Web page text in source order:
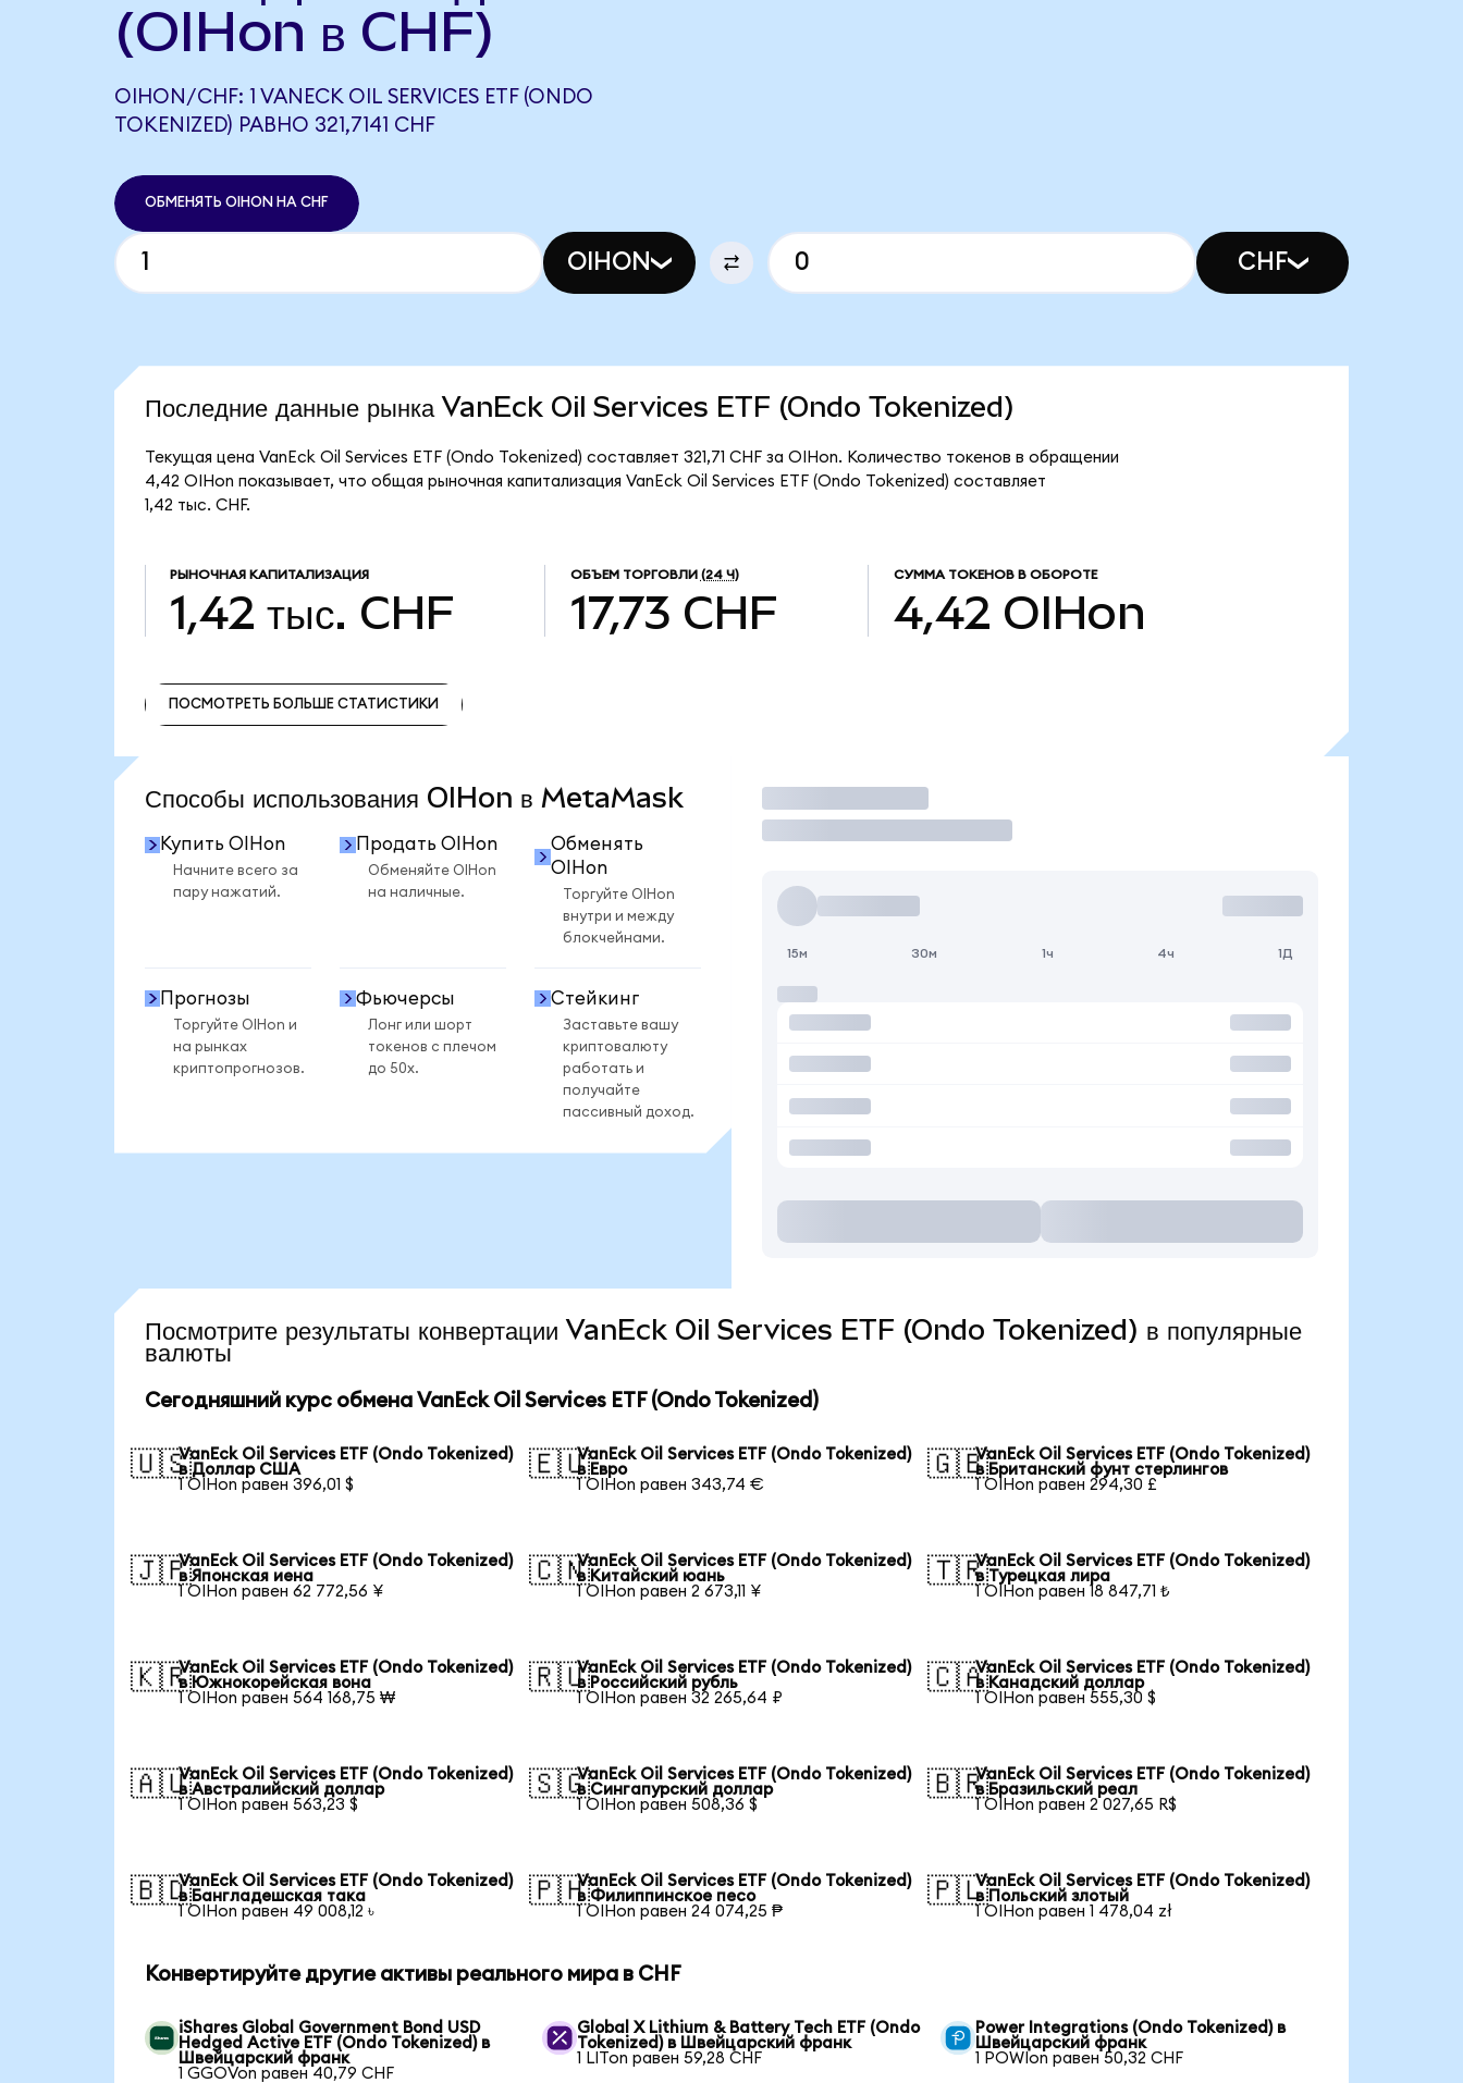
(OIHon в CHF)
OIHON/CHF: 1 VANECK OIL SERVICES ETF (ONDO
TOKENIZED) РАВНО 321,7141 CHF
ОБМЕНЯТЬ OIHON НА CHF
OIHON CHF
Последние данные рынка VanEck Oil Services ETF (Ondo Tokenized)
Текущая цена VanEck Oil Services ETF (Ondo Tokenized) составляет 321,71 CHF за OIHon. Количество токенов в обращении
4,42 OIHon показывает, что общая рыночная капитализация VanEck Oil Services ETF (Ondo Tokenized) составляет
1,42 тыс. CHF.
РЫНОЧНАЯ КАПИТАЛИЗАЦИЯ
1,42 тыс. CHF
ОБЪЕМ ТОРГОВЛИ (24 Ч)
17,73 CHF
СУММА ТОКЕНОВ В ОБОРОТЕ
4,42 OIHon
ПОСМОТРЕТЬ БОЛЬШЕ СТАТИСТИКИ
Способы использования OIHon в MetaMask
Купить OIHon
Начните всего за
пару нажатий.
Продать OIHon
Обменяйте OIHon
на наличные.
Обменять
OIHon
Торгуйте OIHon
внутри и между
блокчейнами.
Прогнозы
Торгуйте OIHon и
на рынках
криптопрогнозов.
Фьючерсы
Лонг или шорт
токенов с плечом
до 50x.
Стейкинг
Заставьте вашу
криптовалюту
работать и
получайте
пассивный доход.
Торговать
15м 30м 1ч 4ч 1Д
Посмотрите результаты конвертации VanEck Oil Services ETF (Ondo Tokenized) в популярные
валюты
Сегодняшний курс обмена VanEck Oil Services ETF (Ondo Tokenized)
🇺🇸VanEck Oil Services ETF (Ondo Tokenized)
в Доллар США
1 OIHon равен 396,01 $
🇪🇺VanEck Oil Services ETF (Ondo Tokenized)
в Евро
1 OIHon равен 343,74 €
🇬🇧VanEck Oil Services ETF (Ondo Tokenized)
в Британский фунт стерлингов
1 OIHon равен 294,30 £
🇯🇵VanEck Oil Services ETF (Ondo Tokenized)
в Японская иена
1 OIHon равен 62 772,56 ¥
🇨🇳VanEck Oil Services ETF (Ondo Tokenized)
в Китайский юань
1 OIHon равен 2 673,11 ¥
🇹🇷VanEck Oil Services ETF (Ondo Tokenized)
в Турецкая лира
1 OIHon равен 18 847,71 ₺
🇰🇷VanEck Oil Services ETF (Ondo Tokenized)
в Южнокорейская вона
1 OIHon равен 564 168,75 ₩
🇷🇺VanEck Oil Services ETF (Ondo Tokenized)
в Российский рубль
1 OIHon равен 32 265,64 ₽
🇨🇦VanEck Oil Services ETF (Ondo Tokenized)
в Канадский доллар
1 OIHon равен 555,30 $
🇦🇺VanEck Oil Services ETF (Ondo Tokenized)
в Австралийский доллар
1 OIHon равен 563,23 $
🇸🇬VanEck Oil Services ETF (Ondo Tokenized)
в Сингапурский доллар
1 OIHon равен 508,36 $
🇧🇷VanEck Oil Services ETF (Ondo Tokenized)
в Бразильский реал
1 OIHon равен 2 027,65 R$
🇧🇩VanEck Oil Services ETF (Ondo Tokenized)
в Бангладешская така
1 OIHon равен 49 008,12 ৳
🇵🇭VanEck Oil Services ETF (Ondo Tokenized)
в Филиппинское песо
1 OIHon равен 24 074,25 ₱
🇵🇱VanEck Oil Services ETF (Ondo Tokenized)
в Польский злотый
1 OIHon равен 1 478,04 zł
Конвертируйте другие активы реального мира в CHF
iShares Global Government Bond USD
Hedged Active ETF (Ondo Tokenized) в
Швейцарский франк
1 GGOVon равен 40,79 CHF
Global X Lithium & Battery Tech ETF (Ondo
Tokenized) в Швейцарский франк
1 LITon равен 59,28 CHF
Power Integrations (Ondo Tokenized) в
Швейцарский франк
1 POWIon равен 50,32 CHF